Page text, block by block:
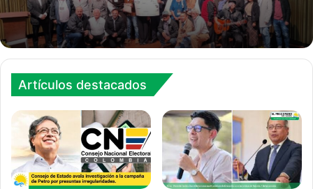
Artículos destacados